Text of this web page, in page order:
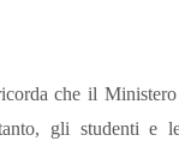
che il Ministero
gli studenti e